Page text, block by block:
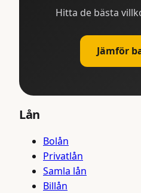
Hitta de bästa
Jämför
Lån
Bolån
Privatlån
Samla lån
Billån